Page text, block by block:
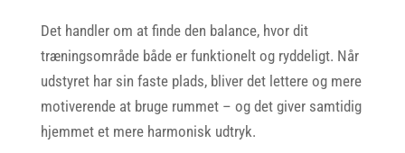
Det handler om at finde den balance, hvor dit
træningsområde både er funktionelt og ryddeligt. Når
udstyret har sin faste plads, bliver det lettere og mere
motiverende at bruge rummet – og det giver samtidig
hjemmet et mere harmonisk udtryk.